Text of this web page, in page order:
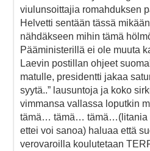
viulunsoittajia romahduksen
Helvetti sentään tässä
nähdäkseen mihin tämä
Pääministerillä ei ole muuta
Laevin postillan ohjeet
matulle, presidentti jakaa
syytä..” lausuntoja ja koko
vimmansa vallassa loputkin
tämä… tämä… tämä…(litania
ettei voi sanoa) haluaa että
verovaroilla koulutetaan